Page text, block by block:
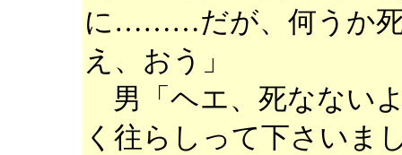
に………だが、何うか死
え、おう」
男「ヘエ、死なない
く往らしって下さいま